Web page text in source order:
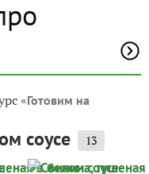
«Готовим на
соусе 13